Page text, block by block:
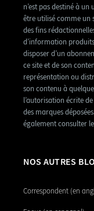
n’est pas destiné à
être utilisé comme un
des fins
d’information produits
disposer d’un
ce site et de son
représentation ou
son contenu à
l’autorisation écrite
des marques
également consulter
NOS AUTRES
Correspondent (en